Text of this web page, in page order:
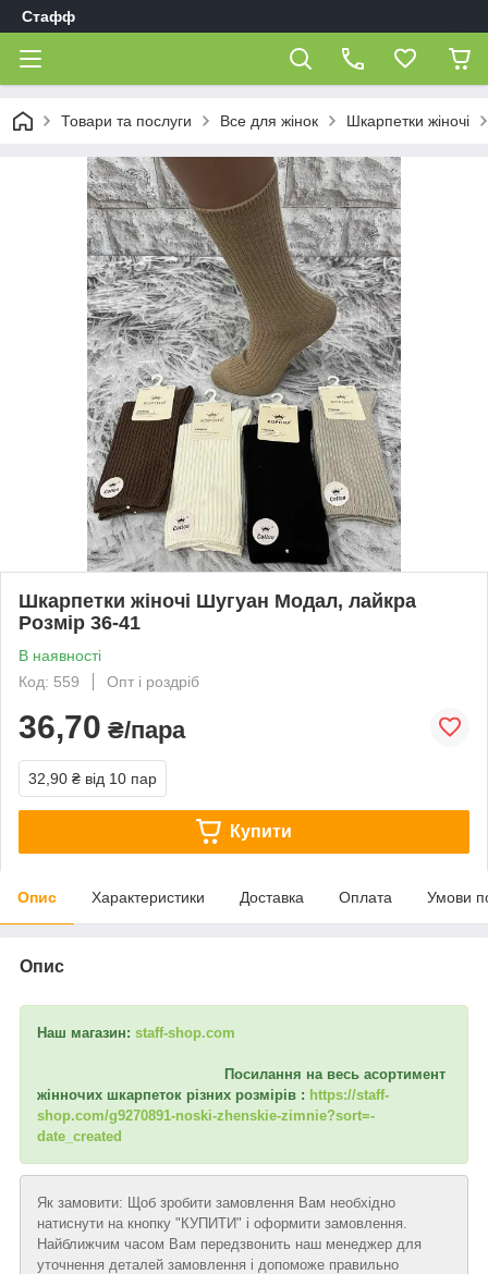
Стафф
Товари та послуги Все для жінок Шкарпетки жіночі
Шкарпетки жіночі Шугуан Модал, лайкра
Розмір 36-41
В наявності
Код: 559
Опт і роздріб
36,70 ₴/пара
32,90 ₴ від 10 пар
Купити
Опис Характеристики Доставка Оплата Умови
Опис
Наш магазин: staff-shop.com
Посилання на весь асортимент
жінночих шкарпеток різних розмірів : https://staff-
shop.com/g9270891-noski-zhenskie-zimnie?sort=-
date_created
Як замовити: Щоб зробити замовлення Вам необхідно
натиснути на кнопку "КУПИТИ" і оформити замовлення.
Найближчим часом Вам передзвонить наш менеджер для
уточнення деталей замовлення і допоможе правильно